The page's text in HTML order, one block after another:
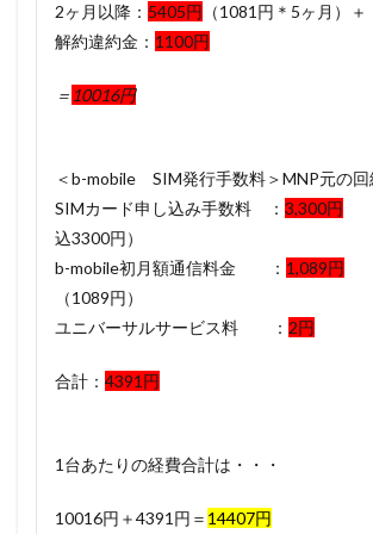
2ヶ月以降： 5405円 （1081円＊5ヶ月）＋
解約違約金： 1100円
＝ 10016円
＜b-mobile SIM発行手数料＞MNP元の回
SIMカード申し込み手数料 ： 3,300円
込3300円）
b-mobile初月額通信料金 ： 1,089円
（1089円）
ユニバーサルサービス料 ： 2円
合計： 4391円
1台あたりの経費合計は・・・
10016円＋4391円＝ 14407円